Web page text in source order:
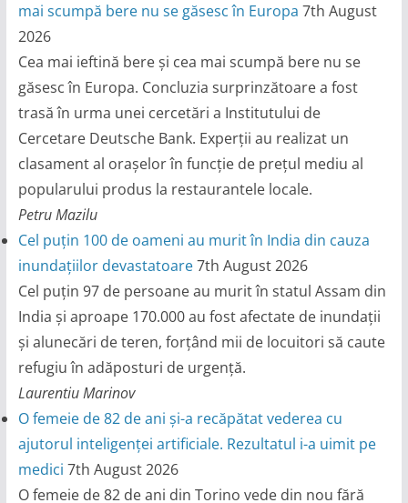
mai scumpă bere nu se găsesc în Europa 7th August
2026
Cea mai ieftină bere și cea mai scumpă bere nu se
găsesc în Europa. Concluzia surprinzătoare a fost
trasă în urma unei cercetări a Institutului de
Cercetare Deutsche Bank. Experții au realizat un
clasament al orașelor în funcție de prețul mediu al
popularului produs la restaurantele locale.
Petru Mazilu
Cel puțin 100 de oameni au murit în India din cauza
inundațiilor devastatoare7th August 2026
Cel puțin 97 de persoane au murit în statul Assam din
India și aproape 170.000 au fost afectate de inundații
și alunecări de teren, forțând mii de locuitori să caute
refugiu în adăposturi de urgență.
Laurentiu Marinov
O femeie de 82 de ani și-a recăpătat vederea cu
ajutorul inteligenței artificiale. Rezultatul i-a uimit pe
medici 7th August 2026
O femeie de 82 de ani din Torino vede din nou fără